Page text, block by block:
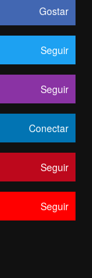
Gostar
Seguir
Seguir
Conectar
Seguir
Seguir